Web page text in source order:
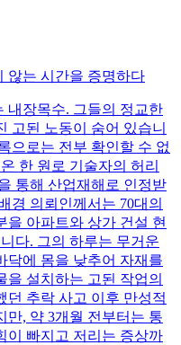
않는 시간을 증명하다
내장목수. 그들의 정교한
고된 노동이 숨어 있습니
으로는 전부 확인할 수 없
한 원로 기술자의 허리
통해 산업재해로 인정받
경 의뢰인께서는 70대의
을 아파트와 상가 건설 현
다. 그의 하루는 무거운
닥에 몸을 낮추어 자재를
을 설치하는 고된 작업의
던 추락 사고 이후 만성적
만, 약 3개월 전부터는 통
이 빠지고 저리는 증상까